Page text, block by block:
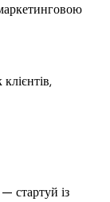
стартуй із